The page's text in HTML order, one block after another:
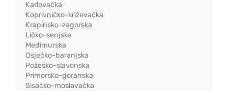
Karlovačka
Koprivničko-križevačka
Krapinsko-zagorska
Ličko-senjska
Međimurska
Osječko-baranjska
Požeško-slavonska
Primorsko-goranska
Sisačko-moslavačka